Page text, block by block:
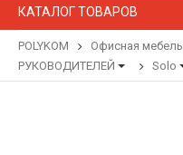
КАТАЛОГ ТОВАРОВ
POLYKOM Офисная мебель
РУКОВОДИТЕЛЕЙ
Solo